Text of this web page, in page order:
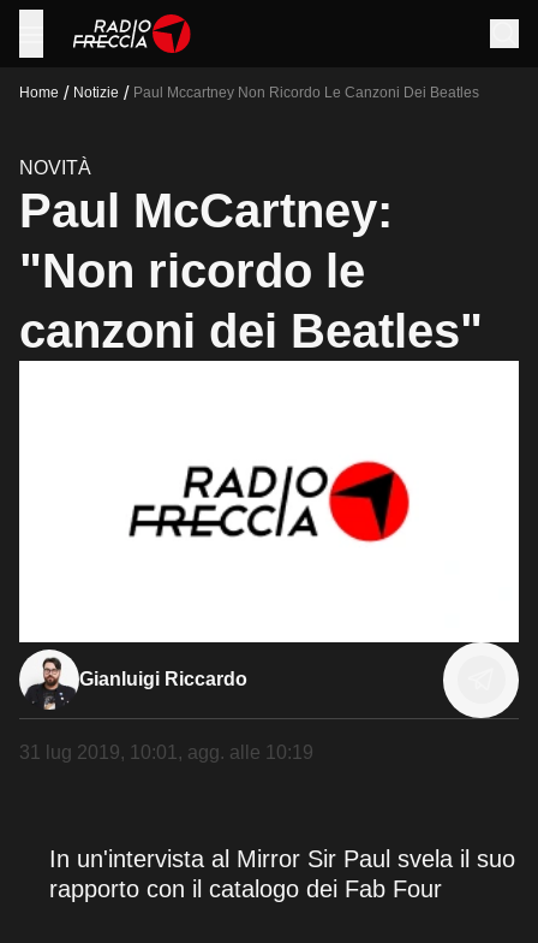
Home / Notizie / Paul Mccartney Non Ricordo Le Canzoni Dei Beatles
NOVITÀ
Paul McCartney:
"Non ricordo le
canzoni dei Beatles"
Gianluigi Riccardo
31 lug 2019, 10:01 , agg. alle 10:19
In un'intervista al Mirror Sir Paul svela il suo
rapporto con il catalogo dei Fab Four